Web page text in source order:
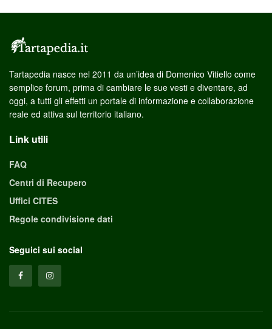
Tartapedia nasce nel 2011 da un’idea di Domenico Vitiello come
semplice forum, prima di cambiare le sue vesti e diventare, ad
oggi, a tutti gli effetti un portale di informazione e collaborazione
reale ed attiva sul territorio italiano.
Link utili
FAQ
Centri di Recupero
Uffici CITES
Regole condivisione dati
Seguici sui social